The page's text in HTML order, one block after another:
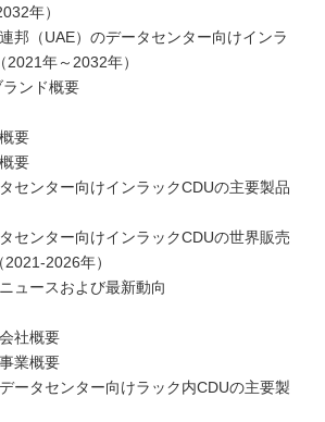
年）
邦（UAE）のデータセンター向けインラ
年～2032年）
ンド概要
要
要
センター向けインラックCDUの主要製品
センター向けインラックCDUの世界販売
2026年）
ュースおよび最新動向
社概要
業概要
ータセンター向けラック内CDUの主要製